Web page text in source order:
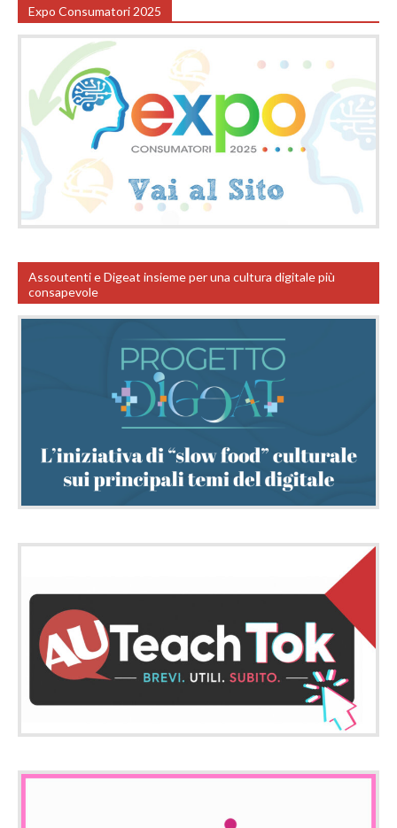
Expo Consumatori 2025
Assoutenti e Digeat insieme per una cultura digitale più
consapevole